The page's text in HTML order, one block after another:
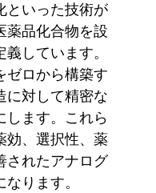
といった技術が
薬品化合物を設
しています。
ゼロから構築す
に対して精密な
します。これら
効、選択性、薬
されたアナログ
なります。